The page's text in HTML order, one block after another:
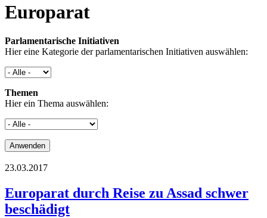
Europarat
Parlamentarische Initiativen
Hier eine Kategorie der parlamentarischen Initiativen auswählen:
Themen
Hier ein Thema auswählen:
Europarat.jpg
23.03.2017
Europarat durch Reise zu Assad schwer
beschädigt